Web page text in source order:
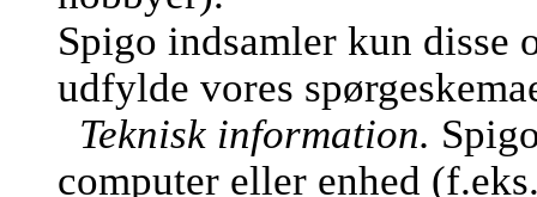
Spigo indsamler kun
udfylde vores
Teknisk information.
computer eller enhed